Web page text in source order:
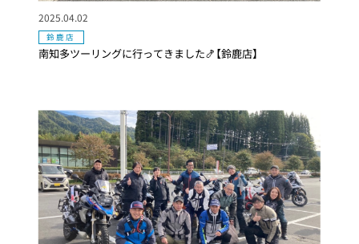
南知多ツーリングに行ってきました🍤【鈴鹿店】
2025.04.02
鈴鹿店